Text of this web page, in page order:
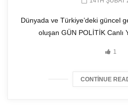
Dünyada ve Türkiye’deki güncel
oluşan GÜN POLİTİK Canlı
1
CONTINUE